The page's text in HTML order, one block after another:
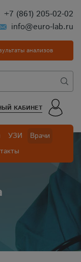
+7 (861) 205-02-02
info@euro-lab.ru
анализов
КАБИНЕТ
УЗИ
Врачи